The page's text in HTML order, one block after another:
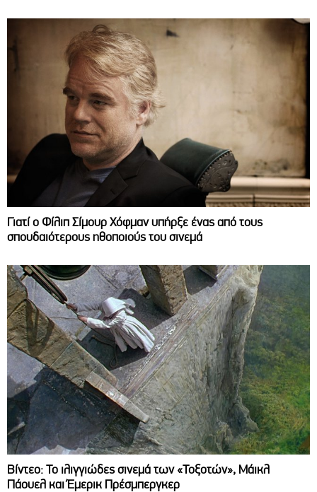
Γιατί ο Φίλιπ Σίμουρ Χόφμαν υπήρξε ένας από τους
σπουδαιότερους ηθοποιούς του σινεμά
Βίντεο: Το ιλιγγιώδες σινεμά των «Τοξοτών», Μάικλ
Πάουελ και Έμερικ Πρέσμπεργκερ